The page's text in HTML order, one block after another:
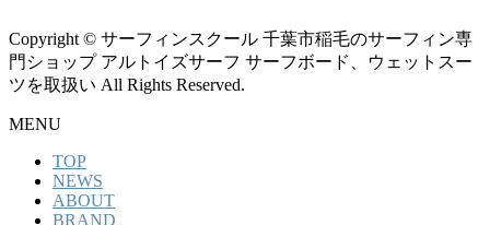
Copyright © サーフィンスクール 千葉市稲毛のサーフィン専
門ショップ アルトイズサーフ サーフボード、ウェットスー
ツを取扱い All Rights Reserved.
MENU
TOP
NEWS
ABOUT
BRAND